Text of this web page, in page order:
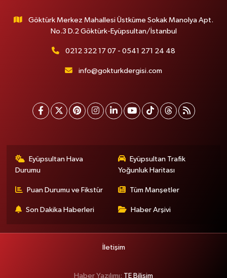
Göktürk Merkez Mahallesi Üstküme Sokak Manolya Apt.
No.3 D.2 Göktürk-Eyüpsultan/İstanbul
0212 322 17 07 - 0541 271 24 48
info@gokturkdergisi.com
Eyüpsultan Hava
Durumu
Eyüpsultan Trafik
Yoğunluk Haritası
Puan Durumu ve Fikstür Tüm Manşetler
Son Dakika Haberleri Haber Arşivi
İletişim
Haber Yazılımı: TE Bilişim